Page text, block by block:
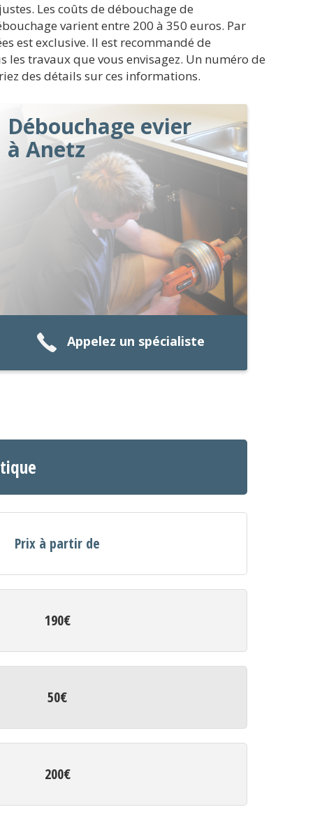
Les coûts de débouchage de
varient entre 200 à 350 euros. Par
est exclusive. Il est recommandé de
travaux que vous envisagez. Un numéro de
des détails sur ces informations.
Débouchage evier
à Anetz
Appelez un spécialiste
Prix à partir de
190€
50€
200€